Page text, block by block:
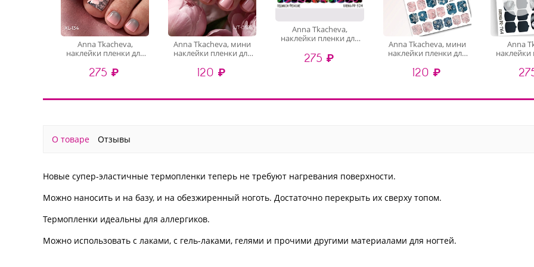
Anna Tkacheva,
наклейки пленки для
275 ₽
Anna Tkacheva, мини
наклейки пленки для
120 ₽
Anna Tkacheva,
наклейки пленки для
275 ₽
Anna Tkacheva, мини
наклейки пленки для
120 ₽
Anna
наклейки
О товаре Отзывы
Новые супер-эластичные термопленки теперь не требуют нагревания поверхности.
Можно наносить и на базу, и на обезжиренный ноготь. Достаточно перекрыть их сверху топом.
Термопленки идеальны для аллергиков.
Можно использовать с лаками, с гель-лаками, гелями и прочими другими материалами для ногтей.